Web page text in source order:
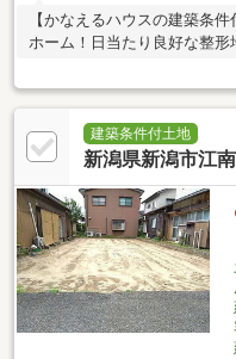
【かなえるハウスの建築条
ホーム！日当たり良好な整形
建築条件付土地
新潟県新潟市江